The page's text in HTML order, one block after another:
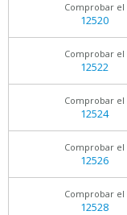
Comprobar el
12520
Comprobar el
12522
Comprobar el
12524
Comprobar el
12526
Comprobar el
12528